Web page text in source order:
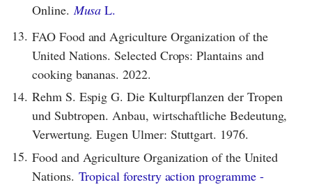
Online. Musa L.
13. FAO Food and Agriculture Organization of the
United Nations. Selected Crops: Plantains and
cooking bananas. 2022.
14. Rehm S. Espig G. Die Kulturpflanzen der Tropen
und Subtropen. Anbau, wirtschaftliche Bedeutung,
Verwertung. Eugen Ulmer: Stuttgart. 1976.
15. Food and Agriculture Organization of the United
Nations. Tropical forestry action programme -